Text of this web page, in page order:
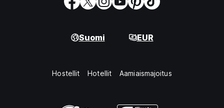
Suomi EUR
Hostellit Hotellit Aamiaismajoitus